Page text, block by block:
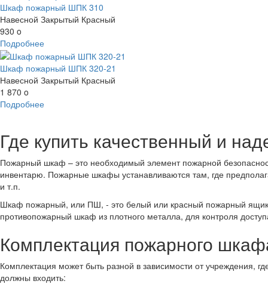
Шкаф пожарный ШПК 310
Навесной Закрытый Красный
930 o
Подробнее
Шкаф пожарный ШПК 320-21
Навесной Закрытый Красный
1 870 o
Подробнее
Где купить качественный и
Пожарный шкаф – это необходимый элемент пожарной
инвентарю. Пожарные шкафы устанавливаются там, где
и т.п.
Шкаф пожарный, или ПШ, - это белый или красный пожарный ящик
противопожарный шкаф из плотного металла, для контроля
Комплектация пожарного
Комплектация может быть разной в зависимости от учреждения,
должны входить: